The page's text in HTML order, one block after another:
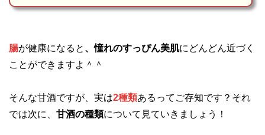
腸が健康になると 、憧れのすっぴん美肌にどんどん近づく
ことができますよ＾＾
そんな甘酒ですが、実は2種類あるってご存知です？それ
では次に、 甘酒の種類について見ていきましょう！